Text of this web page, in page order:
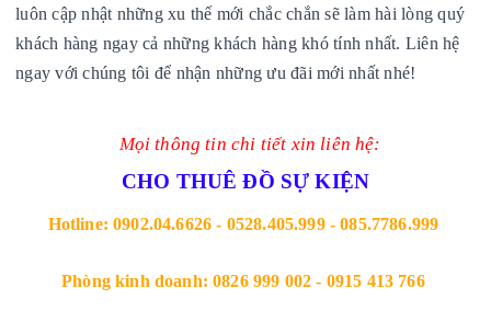
luôn cập nhật những xu thế mới chắc chắn sẽ làm hài lòng quý
khách hàng ngay cả những khách hàng khó tính nhất. Liên hệ
ngay với chúng tôi để nhận những ưu đãi mới nhất nhé!
Mọi thông tin chi tiết xin liên hệ:
CHO THUÊ ĐỒ SỰ KIỆN
Hotline: 0902.04.6626 - 0528.405.999 - 085.7786.999
Phòng kinh doanh: 0826 999 002 - 0915 413 766